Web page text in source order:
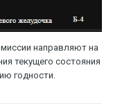
направляют на
текущего состояния
годности.